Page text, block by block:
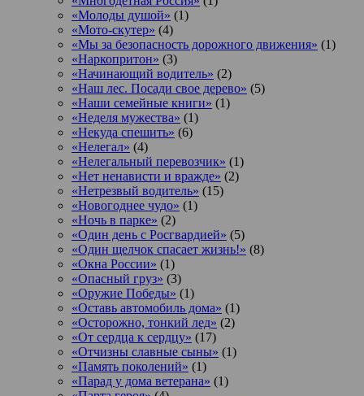
«Молоды душой» (1)
«Мото-скутер» (4)
«Мы за безопасность дорожного движения» (1)
«Наркопритон» (3)
«Начинающий водитель» (2)
«Наш лес. Посади свое дерево» (5)
«Наши семейные книги» (1)
«Неделя мужества» (1)
«Некуда спешить» (6)
«Нелегал» (4)
«Нелегальный перевозчик» (1)
«Нет ненависти и вражде» (2)
«Нетрезвый водитель» (15)
«Новогоднее чудо» (1)
«Ночь в парке» (2)
«Один день с Росгвардией» (5)
«Один щелчок спасает жизнь!» (8)
«Окна России» (1)
«Опасный груз» (3)
«Оружие Победы» (1)
«Оставь автомобиль дома» (1)
«Осторожно, тонкий лед» (2)
«От сердца к сердцу» (17)
«Отчизны славные сыны» (1)
«Память поколений» (1)
«Парад у дома ветерана» (1)